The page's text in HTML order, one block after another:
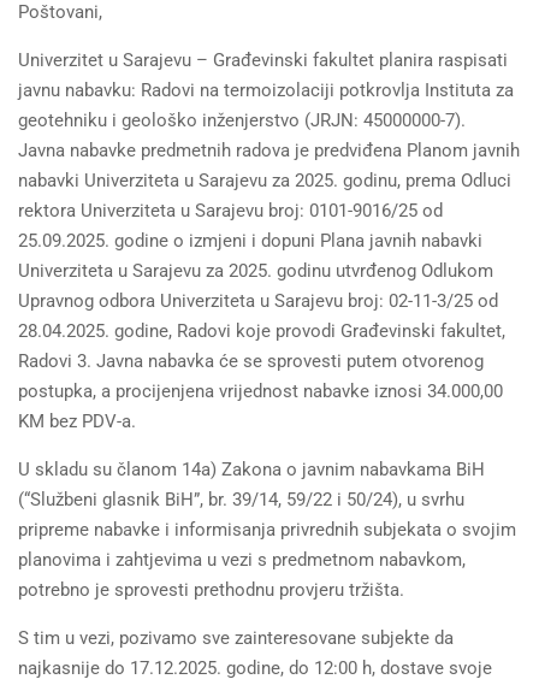
Poštovani,
Univerzitet u Sarajevu – Građevinski fakultet planira raspisati
javnu nabavku: Radovi na termoizolaciji potkrovlja Instituta za
geotehniku i geološko inženjerstvo (JRJN: 45000000-7).
Javna nabavke predmetnih radova je predviđena Planom javnih
nabavki Univerziteta u Sarajevu za 2025. godinu, prema Odluci
rektora Univerziteta u Sarajevu broj: 0101-9016/25 od
25.09.2025. godine o izmjeni i dopuni Plana javnih nabavki
Univerziteta u Sarajevu za 2025. godinu utvrđenog Odlukom
Upravnog odbora Univerziteta u Sarajevu broj: 02-11-3/25 od
28.04.2025. godine, Radovi koje provodi Građevinski fakultet,
Radovi 3. Javna nabavka će se sprovesti putem otvorenog
postupka, a procijenjena vrijednost nabavke iznosi 34.000,00
KM bez PDV-a.
U skladu su članom 14a) Zakona o javnim nabavkama BiH
(“Službeni glasnik BiH”, br. 39/14, 59/22 i 50/24), u svrhu
pripreme nabavke i informisanja privrednih subjekata o svojim
planovima i zahtjevima u vezi s predmetnom nabavkom,
potrebno je sprovesti prethodnu provjeru tržišta.
S tim u vezi, pozivamo sve zainteresovane subjekte da
najkasnije do 17.12.2025. godine, do 12:00 h, dostave svoje